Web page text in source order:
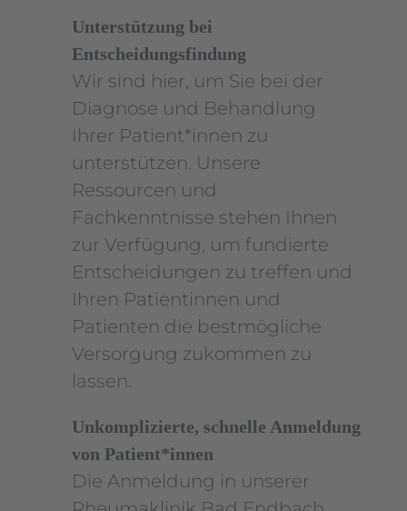
Unterstützung bei
Entscheidungsfindung
Wir sind hier, um Sie bei der
Diagnose und Behandlung
Ihrer Patient*innen zu
unterstützen. Unsere
Ressourcen und
Fachkenntnisse stehen Ihnen
zur Verfügung, um fundierte
Entscheidungen zu treffen und
Ihren Patientinnen und
Patienten die bestmögliche
Versorgung zukommen zu
lassen.
Unkomplizierte, schnelle Anmeldung
von Patient*innen
Die Anmeldung in unserer